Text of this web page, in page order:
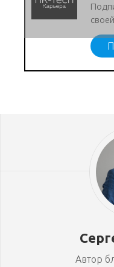
Автор